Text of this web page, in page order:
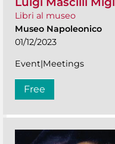
Libri al museo
Museo Napoleonico
01/12/2023
Event|Meetings
Free